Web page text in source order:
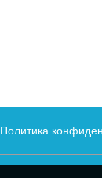
Политика